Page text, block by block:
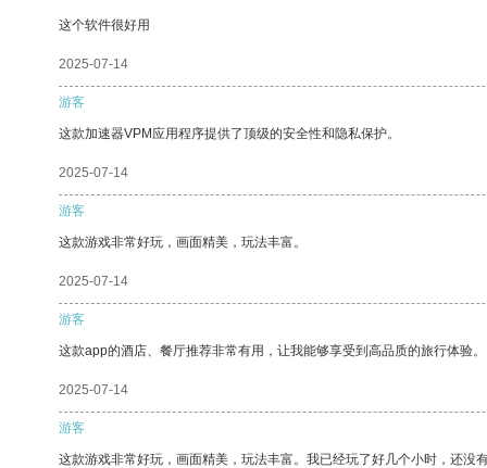
这个软件很好用
2025-07-14
游客
这款加速器VPM应用程序提供了顶级的安全性和隐私保护。
2025-07-14
游客
这款游戏非常好玩，画面精美，玩法丰富。
2025-07-14
游客
这款app的酒店、餐厅推荐非常有用，让我能够享受到高品质的旅行体验。
2025-07-14
游客
这款游戏非常好玩，画面精美，玩法丰富。我已经玩了好几个小时，还没